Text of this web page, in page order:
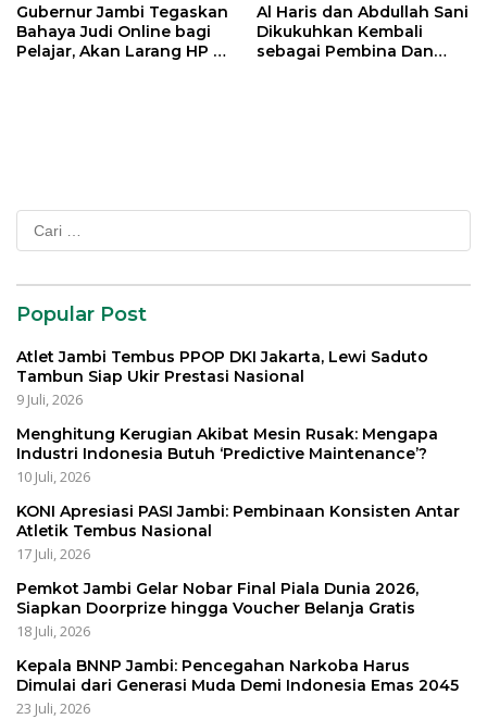
Gubernur Jambi Tegaskan
Bahaya Judi Online bagi
Pelajar, Akan Larang HP di
Al Haris dan Abdullah Sani
Dikukuhkan Kembali
sebagai Pembina Dan
Popular Post
Atlet Jambi Tembus PPOP DKI Jakarta, Lewi Saduto
Tambun Siap Ukir Prestasi Nasional
9 Juli, 2026
Menghitung Kerugian Akibat Mesin Rusak: Mengapa
Industri Indonesia Butuh ‘Predictive Maintenance’?
10 Juli, 2026
KONI Apresiasi PASI Jambi: Pembinaan Konsisten Antar
Atletik Tembus Nasional
17 Juli, 2026
Pemkot Jambi Gelar Nobar Final Piala Dunia 2026,
Siapkan Doorprize hingga Voucher Belanja Gratis
18 Juli, 2026
Kepala BNNP Jambi: Pencegahan Narkoba Harus
Dimulai dari Generasi Muda Demi Indonesia Emas 2045
23 Juli, 2026